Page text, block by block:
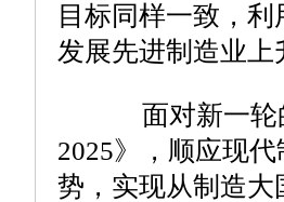
目标同样一致，
发展先进制造业
面对新一轮
2025》，顺应现
势，实现从制造